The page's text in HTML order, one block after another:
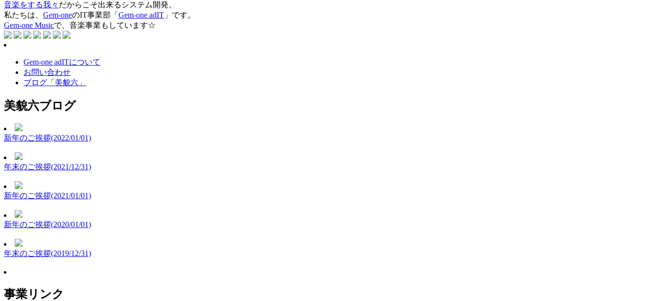
音楽をする我々 だからこそ出来るシステム開発。
私たちは、 Gem-oneのIT事業部「 Gem-one adIT 」です。
Gem-one Musicで、音楽事業もしています☆
Gem-one adITについて
お問い合わせ
ブログ「美貌六」
美貌六ブログ
新年のご挨拶(2022/01/01)
年末のご挨拶(2021/12/31)
新年のご挨拶(2021/01/01)
新年のご挨拶(2020/01/01)
年末のご挨拶(2019/12/31)
事業リンク